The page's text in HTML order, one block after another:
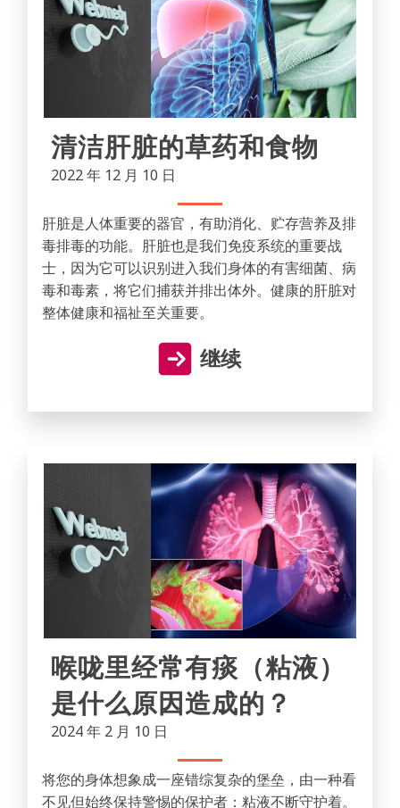
清洁肝脏的草药和食物
2022 年 12 月 10 日
肝脏是人体重要的器官，有助消化、贮存营养及排
毒排毒的功能。肝脏也是我们免疫系统的重要战
士，因为它可以识别进入我们身体的有害细菌、病
毒和毒素，将它们捕获并排出体外。健康的肝脏对
整体健康和福祉至关重要。
继续
喉咙里经常有痰（粘液）
是什么原因造成的？
2024 年 2 月 10 日
将您的身体想象成一座错综复杂的堡垒，由一种看
不见但始终保持警惕的保护者：粘液不断守护着。